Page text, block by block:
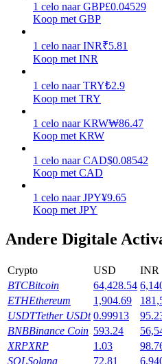
Verdienen
Verdien dagelijks
1 celo naar GBP£0.04529
Koop met GBP
1 celo naar INR₹5.81
Koop met INR
1 celo naar TRY₺2.9
Koop met TRY
1 celo naar KRW₩86.47
Koop met KRW
1 celo naar CAD$0.08542
Koop met CAD
1 celo naar JPY¥9.65
Koop met JPY
Andere Digitale
Crypto USD INR
BTCBitcoin 64,428.54
ETHEthereum 1,904.69
USDTTether USDt 0.99913
BNBBinance Coin 593.24
XRPXRP 1.03
SOLSolana 72.81